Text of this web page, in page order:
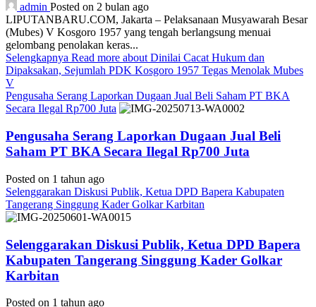
admin Posted on 2 bulan ago
LIPUTANBARU.COM, Jakarta – Pelaksanaan Musyawarah Besar
(Mubes) V Kosgoro 1957 yang tengah berlangsung menuai
gelombang penolakan keras...
Selengkapnya Read more about Dinilai Cacat Hukum dan
Dipaksakan, Sejumlah PDK Kosgoro 1957 Tegas Menolak Mubes
V
Pengusaha Serang Laporkan Dugaan Jual Beli Saham PT BKA
Secara Ilegal Rp700 Juta
Pengusaha Serang Laporkan Dugaan Jual Beli
Saham PT BKA Secara Ilegal Rp700 Juta
Posted on 1 tahun ago
Selenggarakan Diskusi Publik, Ketua DPD Bapera Kabupaten
Tangerang Singgung Kader Golkar Karbitan
Selenggarakan Diskusi Publik, Ketua DPD Bapera
Kabupaten Tangerang Singgung Kader Golkar
Karbitan
Posted on 1 tahun ago